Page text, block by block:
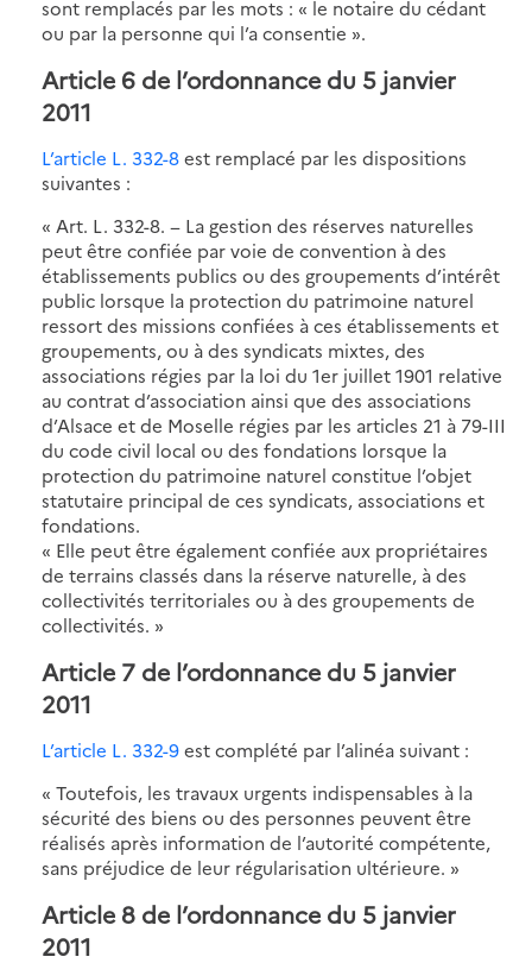
sont remplacés par les mots : « le notaire du cédant
ou par la personne qui l’a consentie ».
Article 6 de l’ordonnance du 5 janvier
2011
L’article L. 332-8est remplacé par les dispositions
suivantes :
« Art. L. 332-8. − La gestion des réserves naturelles
peut être confiée par voie de convention à des
établissements publics ou des groupements d’intérêt
public lorsque la protection du patrimoine naturel
ressort des missions confiées à ces établissements et
groupements, ou à des syndicats mixtes, des
associations régies par la loi du 1er juillet 1901 relative
au contrat d’association ainsi que des associations
d’Alsace et de Moselle régies par les articles 21 à 79-III
du code civil local ou des fondations lorsque la
protection du patrimoine naturel constitue l’objet
statutaire principal de ces syndicats, associations et
fondations.
« Elle peut être également confiée aux propriétaires
de terrains classés dans la réserve naturelle, à des
collectivités territoriales ou à des groupements de
collectivités. »
Article 7 de l’ordonnance du 5 janvier
2011
L’article L. 332-9est complété par l’alinéa suivant :
« Toutefois, les travaux urgents indispensables à la
sécurité des biens ou des personnes peuvent être
réalisés après information de l’autorité compétente,
sans préjudice de leur régularisation ultérieure. »
Article 8 de l’ordonnance du 5 janvier
2011